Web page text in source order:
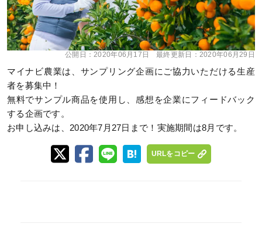
公開日：2020年06月17日 最終更新日： 2020年06月29日
マイナビ農業は、サンプリング企画にご協力いただける生産
者を募集中！
無料でサンプル商品を使用し、感想を企業にフィードバック
する企画です。
お申し込みは、2020年7月27日まで！実施期間は8月です。
URLをコピー